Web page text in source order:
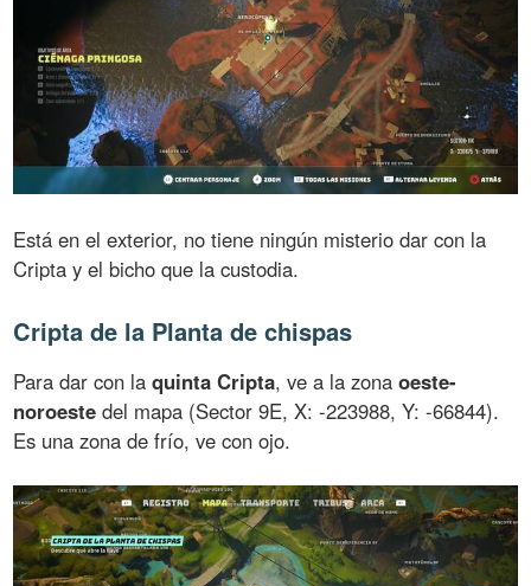
Está en el exterior, no tiene ningún misterio dar con la
Cripta y el bicho que la custodia.
Cripta de la Planta de chispas
Para dar con laquinta Cripta, ve a la zonaoeste-
noroeste del mapa (Sector 9E, X: -223988, Y: -66844).
Es una zona de frío, ve con ojo.